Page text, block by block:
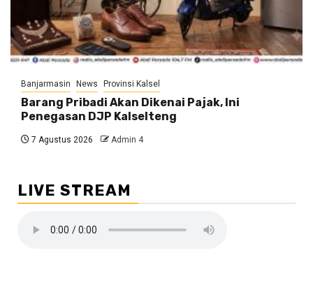
Banjarmasin News Provinsi Kalsel
Barang Pribadi Akan Dikenai Pajak, Ini
Penegasan DJP Kalselteng
7 Agustus 2026 Admin 4
LIVE STREAM